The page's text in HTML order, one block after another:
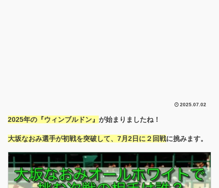
2025.07.02
2025年の『ウィンブルドン』 が始まりましたね！
大坂なおみ選手が初戦を突破して、7月2日に２回戦に挑みます。